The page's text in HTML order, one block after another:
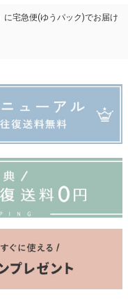
に宅急便(ゆうパック)でお届け